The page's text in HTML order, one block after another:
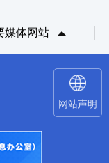
媒体网站
网站声明